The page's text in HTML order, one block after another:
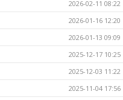
2026-02-11 08:22
2026-01-16 12:20
2026-01-13 09:09
2025-12-17 10:25
2025-12-03 11:22
2025-11-04 17:56